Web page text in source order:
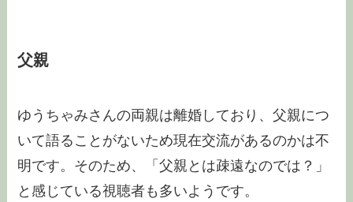
父親
ゆうちゃみさんの両親は離婚しており、父親につ
いて語ることがないため現在交流があるのかは不
明です。そのため、「父親とは疎遠なのでは？」
と感じている視聴者も多いようです。